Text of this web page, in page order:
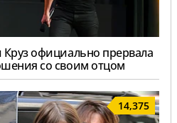
Круз официально прервала
со своим отцом
14,375